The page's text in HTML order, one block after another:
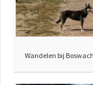
Wandelen bij